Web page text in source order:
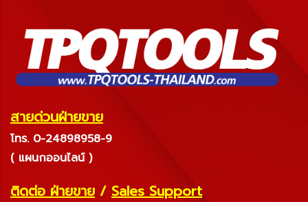
สายด่วนฝ่ายขาย
โทร. 0-24898958-9
( แผนกออนไลน์ )
ติดต่อ ฝ่ายขาย / Sales Support